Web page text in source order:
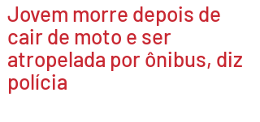
Jovem morre depois de
cair de moto e ser
atropelada por ônibus, diz
polícia